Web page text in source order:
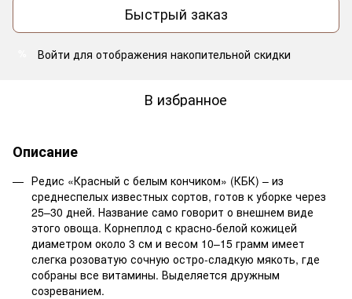
Быстрый заказ
Войти для отображения накопительной скидки
В избранное
Описание
Редис «Красный с белым кончиком» (КБК) – из
среднеспелых известных сортов, готов к уборке через
25–30 дней. Название само говорит о внешнем виде
этого овоща. Корнеплод с красно-белой кожицей
диаметром около 3 см и весом 10–15 грамм имеет
слегка розоватую сочную остро-сладкую мякоть, где
собраны все витамины. Выделяется дружным
созреванием.